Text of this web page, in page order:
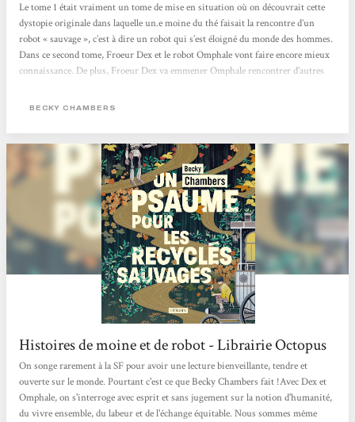
Le tome 1 était vraiment un tome de mise en situation où on découvrait cette
dystopie originale dans laquelle un.e moine du thé faisait la rencontre d’un
robot « sauvage », c’est à dire un robot qui s’est éloigné du monde des hommes.
Dans ce second tome, Froeur Dex et le robot Omphale vont faire encore mieux
connaissance. De plus, Froeur Dex va emmener Omphale rencontrer d’autres
ton est alternativement sérieux ou humoristique et j’ai vraiment apprécié les
BECKY CHAMBERS
Histoires de moine et de robot - Librairie Octopus
On songe rarement à la SF pour avoir une lecture bienveillante, tendre et
ouverte sur le monde. Pourtant c'est ce que Becky Chambers fait !Avec Dex et
Omphale, on s'interroge avec esprit et sans jugement sur la notion d'humanité,
du vivre ensemble, du labeur et de l'échange équitable. Nous sommes même